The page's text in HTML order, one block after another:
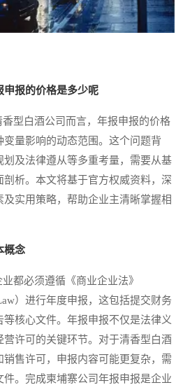
申报的价格是多少呢
型白酒公司而言，年报申报的价格
量影响的动态范围。这个问题背
及法律遵从等多重考量，需要从基
析。本文将基于官方权威资料，深
及实用策略，帮助企业主清晰掌握相
概念
必须遵循《商业企业法》
）进行年度申报，这包括提交财务
核心文件。年报申报不仅是法律义
许可的关键环节。对于清香型白酒
售许可，申报内容可能更复杂，需
。完成柬埔寨公司年报申报是企业